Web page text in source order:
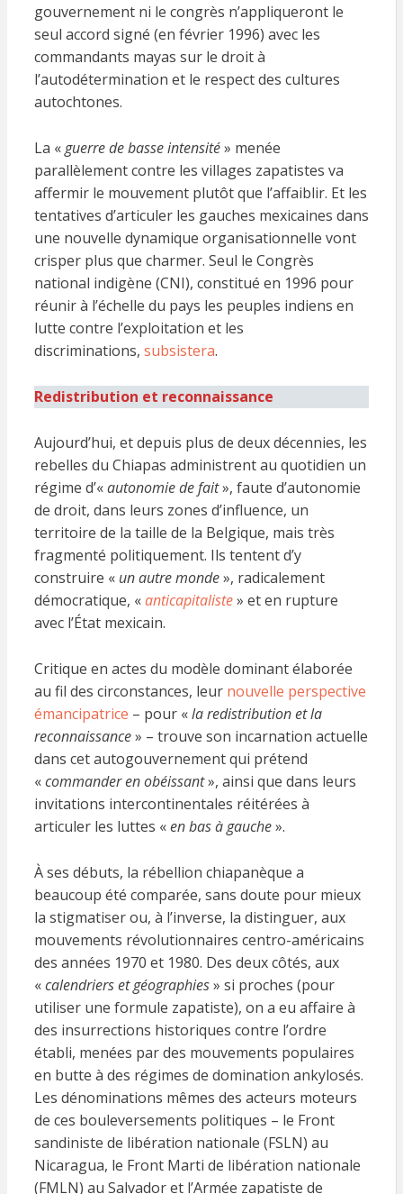
gouvernement ni le congrès n’appliqueront le
seul accord signé (en février 1996) avec les
commandants mayas sur le droit à
l’autodétermination et le respect des cultures
autochtones.
La «guerre de basse intensité» menée
parallèlement contre les villages zapatistes va
affermir le mouvement plutôt que l’affaiblir. Et les
tentatives d’articuler les gauches mexicaines dans
une nouvelle dynamique organisationnelle vont
crisper plus que charmer. Seul le Congrès
national indigène (CNI), constitué en 1996 pour
réunir à l’échelle du pays les peuples indiens en
lutte contre l’exploitation et les
discriminations, subsistera.
Redistribution et reconnaissance
Aujourd’hui, et depuis plus de deux décennies, les
rebelles du Chiapas administrent au quotidien un
régime d’«autonomie de fait», faute d’autonomie
de droit, dans leurs zones d’influence, un
territoire de la taille de la Belgique, mais très
fragmenté politiquement. Ils tentent d’y
construire « un autre monde», radicalement
démocratique, «anticapitaliste» et en rupture
avec l’État mexicain.
Critique en actes du modèle dominant élaborée
au fil des circonstances, leur nouvelle perspective
émancipatrice – pour «la redistribution et la
reconnaissance» – trouve son incarnation actuelle
dans cet autogouvernement qui prétend
«commander en obéissant», ainsi que dans leurs
invitations intercontinentales réitérées à
articuler les luttes «en bas à gauche».
À ses débuts, la rébellion chiapanèque a
beaucoup été comparée, sans doute pour mieux
la stigmatiser ou, à l’inverse, la distinguer, aux
mouvements révolutionnaires centro-américains
des années 1970 et 1980. Des deux côtés, aux
«calendriers et géographies» si proches (pour
utiliser une formule zapatiste), on a eu affaire à
des insurrections historiques contre l’ordre
établi, menées par des mouvements populaires
en butte à des régimes de domination ankylosés.
Les dénominations mêmes des acteurs moteurs
de ces bouleversements politiques – le Front
sandiniste de libération nationale (FSLN) au
Nicaragua, le Front Marti de libération nationale
(FMLN) au Salvador et l’Armée zapatiste de